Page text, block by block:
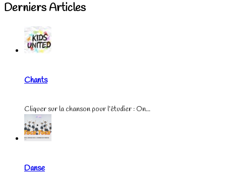
Derniers Articles
Chants
Cliquer sur la chanson pour l’étudier : On...
Danse